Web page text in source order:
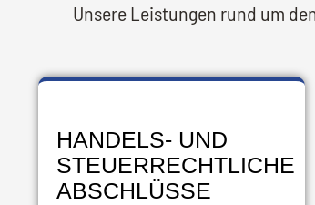
Unsere Leistungen rund um
HANDELS- UND
STEUERRECHTLICHE
ABSCHLÜSSE